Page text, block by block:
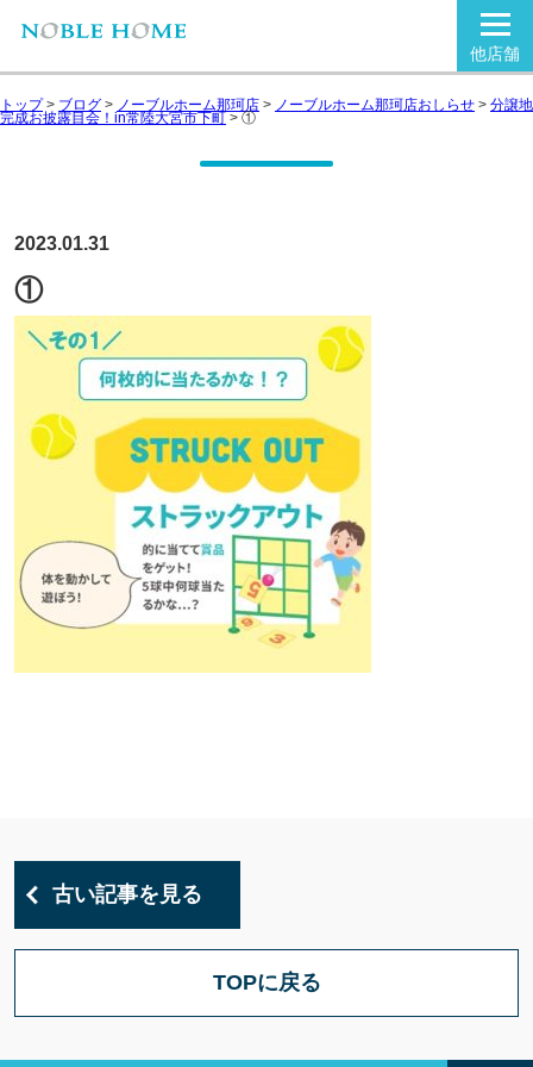
他店舗
トップ> ブログ > ノーブルホーム那珂店 > ノーブルホーム那珂店おしらせ > 分譲地
完成お披露目会！in常陸大宮市下町 > ①
2023.01.31
①
古い記事を見る
TOPに戻る